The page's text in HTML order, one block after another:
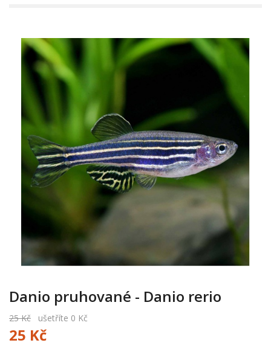
Danio pruhované - Danio rerio
25 Kč ušetříte 0 Kč
25 Kč